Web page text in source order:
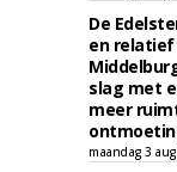
De
en relatief
slag met
meer
maandag 3